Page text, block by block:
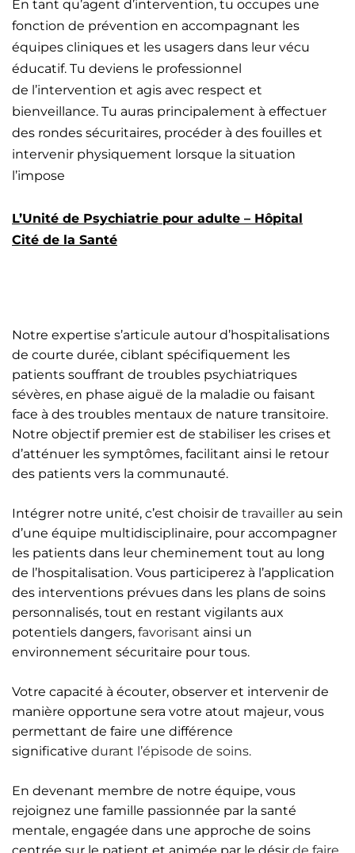
En tant qu’agent d’intervention, tu occupes une
fonction de prévention en accompagnant les
équipes cliniques et les usagers dans leur vécu
éducatif. Tu deviens le professionnel
de l’intervention et agis avec respect et
bienveillance. Tu auras principalement à effectuer
des rondes sécuritaires, procéder à des fouilles et
intervenir physiquement lorsque la situation
l’impose
L’Unité de Psychiatrie pour adulte – Hôpital
Cité de la Santé
Notre expertise s’articule autour d’hospitalisations
de courte durée, ciblant spécifiquement les
patients souffrant de troubles psychiatriques
sévères, en phase aiguë de la maladie ou faisant
face à des troubles mentaux de nature transitoire.
Notre objectif premier est de stabiliser les crises et
d’atténuer les symptômes, facilitant ainsi le retour
des patients vers la communauté.
Intégrer notre unité, c’est choisir de travailler au sein
d’une équipe multidisciplinaire, pour accompagner
les patients dans leur cheminement tout au long
de l’hospitalisation. Vous participerez à l’application
des interventions prévues dans les plans de soins
personnalisés, tout en restant vigilants aux
potentiels dangers, favorisant ainsi un
environnement sécuritaire pour tous.
Votre capacité à écouter, observer et intervenir de
manière opportune sera votre atout majeur, vous
permettant de faire une différence
significative durant l’épisode de soins.
En devenant membre de notre équipe, vous
rejoignez une famille passionnée par la santé
mentale, engagée dans une approche de soins
centrée sur le patient et animée par le désir de faire